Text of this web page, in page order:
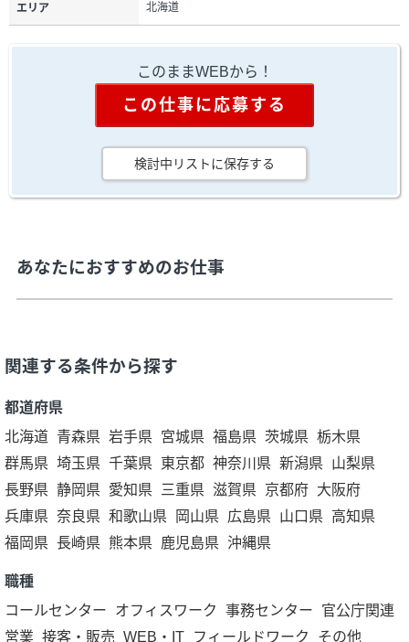
エリア 北海道
このままWEBから！
この仕事に応募する
検討中リストに保存する
あなたにおすすめのお仕事
関連する条件から探す
都道府県
北海道
青森県 岩手県 宮城県 福島県 茨城県 栃木県
群馬県 埼玉県 千葉県 東京都 神奈川県 新潟県 山梨県
長野県 静岡県 愛知県 三重県 滋賀県 京都府 大阪府
兵庫県 奈良県 和歌山県 岡山県 広島県 山口県 高知県
福岡県 長崎県 熊本県 鹿児島県 沖縄県
職種
コールセンター
オフィスワーク 事務センター
官公庁関連
営業 接客・販売 WEB・IT フィールドワーク その他